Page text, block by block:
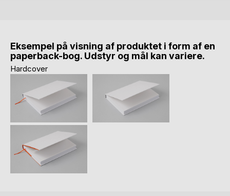
Eksempel på visning af produktet i form af en
paperback-bog. Udstyr og mål kan variere.
Hardcover